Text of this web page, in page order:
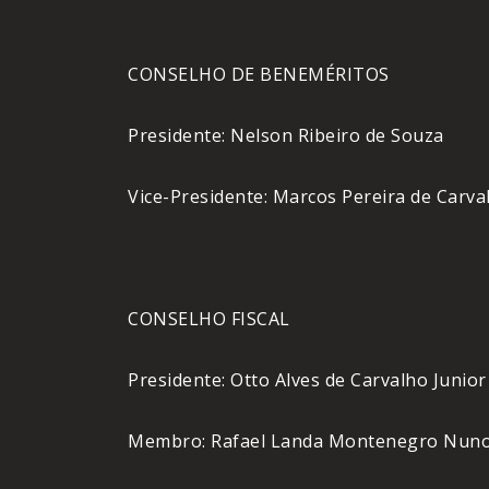
CONSELHO DE BENEMÉRITOS
Presidente: Nelson Ribeiro de Souza
Vice-Presidente: Marcos Pereira de
CONSELHO FISCAL
Presidente: Otto Alves de Carvalho Junior
Membro: Rafael Landa Montenegro